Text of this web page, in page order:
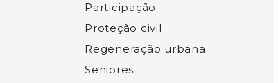
Participação
Proteção civil
Regeneração urbana
Seniores